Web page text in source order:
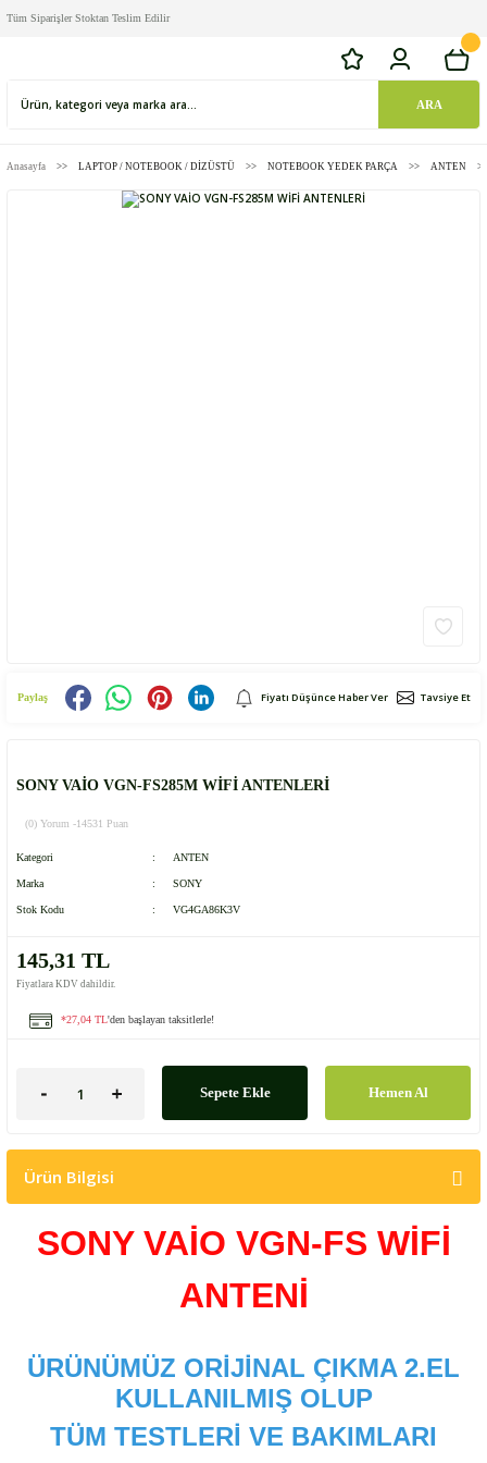
Tüm Siparişler Stoktan Teslim Edilir
ARA
Anasayfa LAPTOP / NOTEBOOK / DİZÜSTÜ NOTEBOOK YEDEK PARÇA ANTEN
Paylaş Fiyatı Düşünce Haber Ver Tavsiye Et
SONY VAİO VGN-FS285M WİFİ ANTENLERİ
(0) Yorum -14531 Puan
Kategori ANTEN
Marka SONY
Stok Kodu VG4GA86K3V
145,31 TL
Fiyatlara KDV dahildir.
*27,04 TL'den başlayan taksitlerle!
Sepete Ekle Hemen Al
Ürün Bilgisi
SONY VAİO VGN-FS WİFİ
ANTENİ
ÜRÜNÜMÜZ ORİJİNAL ÇIKMA 2.EL
KULLANILMIŞ OLUP
TÜM TESTLERİ VE BAKIMLARI